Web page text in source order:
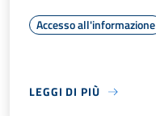
Accesso all'informazione
LEGGI DI PIÙ